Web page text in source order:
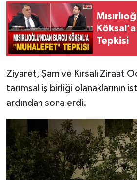
Tepkisi
Ziyaret, Şam ve Kırsalı Ziraat
tarımsal iş birliği olanaklarının
ardından sona erdi.